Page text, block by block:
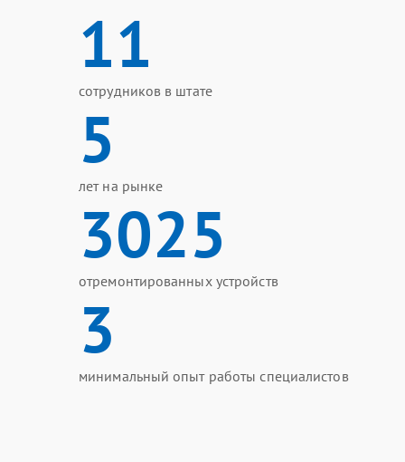
11
сотрудников в штате
5
лет на рынке
3025
отремонтированных устройств
3
минимальный опыт работы специалистов